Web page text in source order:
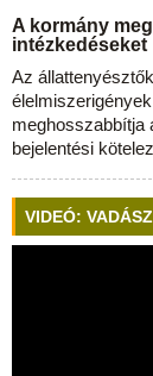
A kormány
intézkedéseket
Az
meghosszabbítja
bejelentési
VIDEÓ: